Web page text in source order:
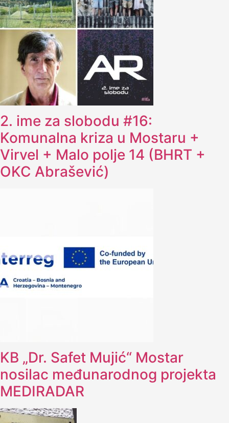
2. ime za slobodu #16:
Komunalna kriza u Mostaru +
Virvel + Malo polje 14 (BHRT +
OKC Abrašević)
KB „Dr. Safet Mujić“ Mostar
nosilac međunarodnog projekta
MEDIRADAR